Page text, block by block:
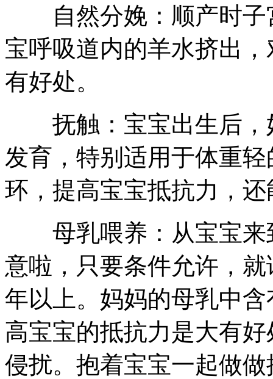
自然分娩：顺产时子
宝呼吸道内的羊水挤出
有好处。
抚触：宝宝出生后，
发育，特别适用于体重
环，提高宝宝抵抗力，
母乳喂养：从宝宝来
意啦，只要条件允许，
年以上。妈妈的母乳中
高宝宝的抵抗力是大有
侵扰。抱着宝宝一起做